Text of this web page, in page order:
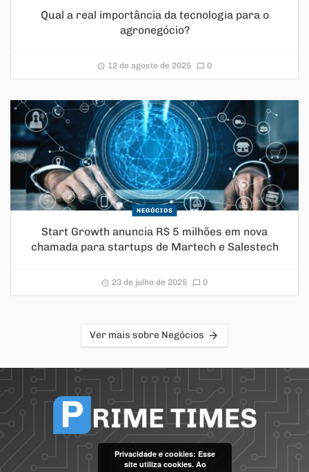
Qual a real importância da tecnologia para o
agronegócio?
12 de agosto de 2025 0
NEGÓCIOS
Start Growth anuncia R$ 5 milhões em nova
chamada para startups de Martech e Salestech
23 de julho de 2025 0
Ver mais sobre Negócios
Privacidade e cookies: Esse
site utiliza cookies. Ao